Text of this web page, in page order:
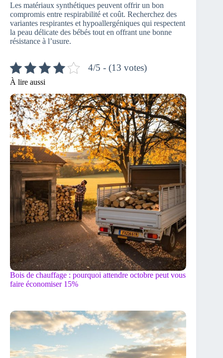
Les matériaux synthétiques peuvent offrir un bon
compromis entre respirabilité et coût. Recherchez des
variantes respirantes et hypoallergéniques qui respectent
la peau délicate des bébés tout en offrant une bonne
résistance à l’usure.
4/5 - (13 votes)
À lire aussi
Bois de chauffage : pourquoi attendre octobre peut vous
faire économiser 15%